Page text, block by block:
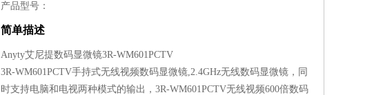
产品型号：
简单描述
Anyty艾尼提数码显微镜3R-WM601PCTV
3R-WM601PCTV手持式无线视频数码显微镜,2.4GHz无线数码显微镜，同
时支持电脑和电视两种模式的输出，3R-WM601PCTV无线视频600倍数码